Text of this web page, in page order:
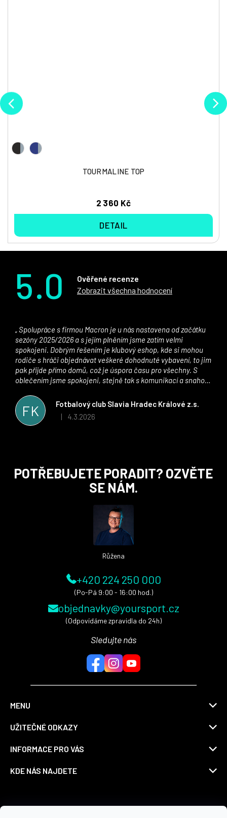
TOURMALINE TOP
2 360 Kč
DETAIL
5.0
Ověřené recenze
Zobrazit všechna hodnocení
FK
Fotbalový club Slavia Hradec Králové z.s.
Hodnocení obchodu je 5 z 5 hvězdiček.
| 4.3.2026
sezóny 2025/2026 a s jejím plněním jsme zatím velmi
spokojeni. Dobrým řešením je klubový eshop, kde si mohou
rodiče s hráči objednávat veškeré dohodnuté vybavení, to jim
pak přijde přímo domů, což je úspora času pro všechny. S
oblečením jsme spokojeni, stejně tak s komunikací a snahou
stran. Věříme, že v tomto duchu bude spolupráce pokračovat
i nadále, nyní už začínáme řešit i první sady dresů ;)
POTŘEBUJETE PORADIT? OZVĚTE
SE NÁM.
Růžena
+420 224 250 000
(Po-Pá 9:00 - 16:00 hod.)
objednavky@yoursport.cz
(Odpovídáme zpravidla do 24h)
Sledujte nás
MENU
UŽITEČNÉ ODKAZY
INFORMACE PRO VÁS
KDE NÁS NAJDETE